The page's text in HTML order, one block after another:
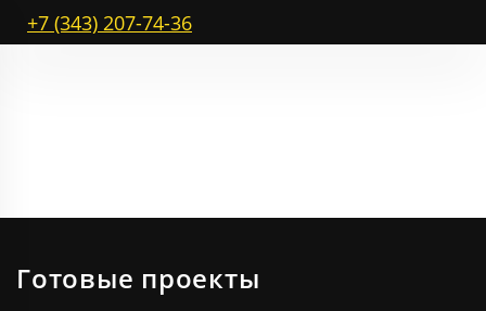
+7 (343) 207-74-36
Готовые проекты